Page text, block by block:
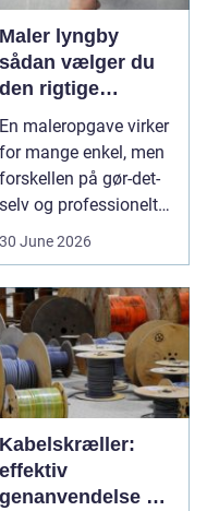
Maler lyngby
sådan vælger du
den rigtige
fagmand
En maleropgave virker
for mange enkel, men
forskellen på gør-det-
selv og professionelt
arbejde er of...
30 June 2026
Kabelskræller:
effektiv
genanvendelse og